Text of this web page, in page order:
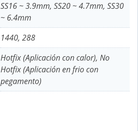
SS16 ~ 3.9mm, SS20 ~ 4.7mm, SS30
~ 6.4mm
1440, 288
Hotfix (Aplicación con calor), No
Hotfix (Aplicación en frio con
pegamento)